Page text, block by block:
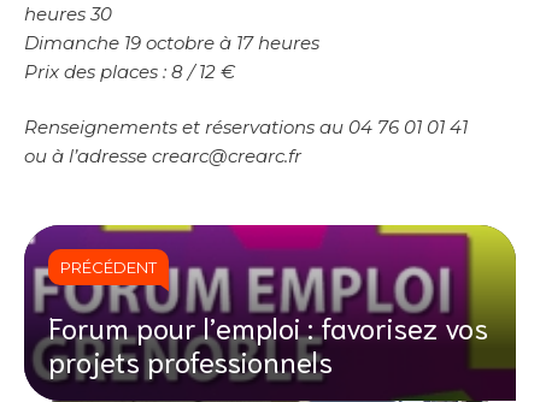
heures 30
Dimanche 19 octobre à 17 heures
Prix des places : 8 / 12 €
Renseignements et réservations au 04 76 01 01 41
ou à l’adresse crearc@crearc.fr
PRÉCÉDENT
Forum pour l’emploi : favorisez vos
projets professionnels